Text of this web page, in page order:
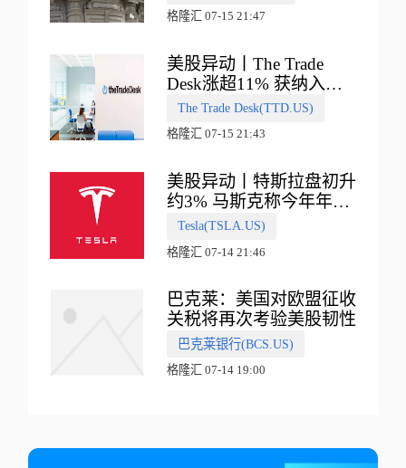
格隆汇 07-15 21:47
美股异动丨The Trade
Desk涨超11% 获纳入标
普500指数
The Trade Desk(TTD.US)
格隆汇 07-15 21:43
美股异动丨特斯拉盘初升
约3% 马斯克称今年年底
会有‘史诗级震撼’的演示
Tesla(TSLA.US)
格隆汇 07-14 21:46
巴克莱：美国对欧盟征收
关税将再次考验美股韧性
巴克莱银行(BCS.US)
格隆汇 07-14 19:00